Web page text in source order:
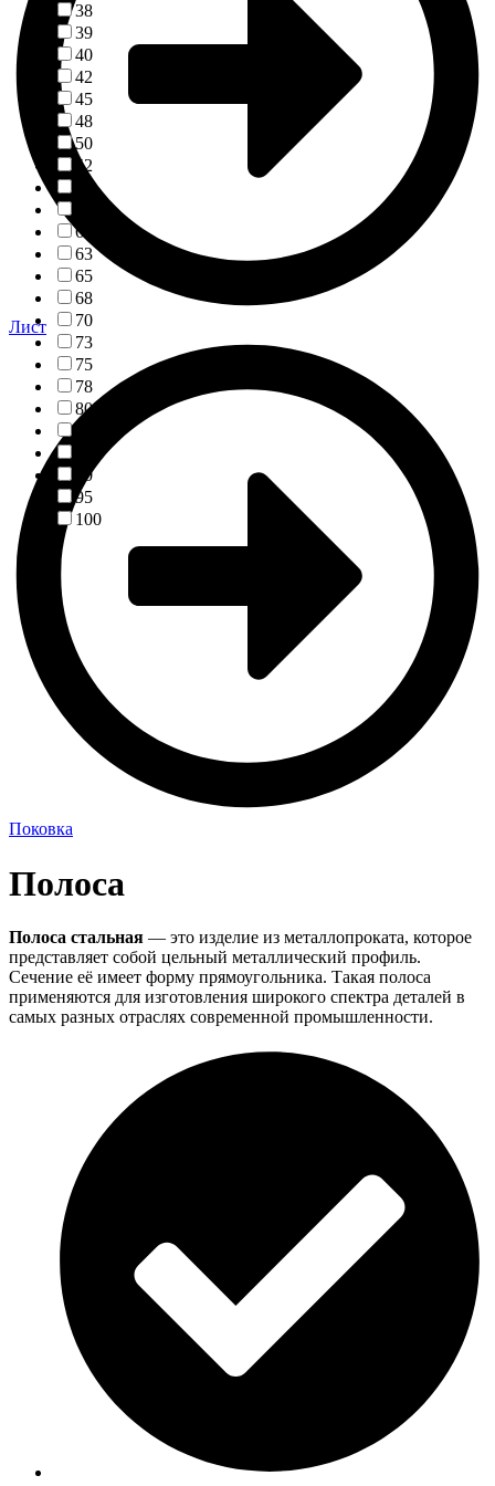
38
39
40
42
45
48
50
52
60
63
65
68
70
73
75
78
80
90
95
100
Лист
Поковка
Полоса
Полоса стальная — это изделие из металлопроката, которое
представляет собой цельный металлический профиль.
Сечение её имеет форму прямоугольника. Такая полоса
применяются для изготовления широкого спектра деталей в
самых разных отраслях современной промышленности.